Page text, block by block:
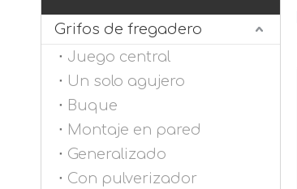
Grifos de fregadero
Juego central
Un solo agujero
Buque
Montaje en pared
Generalizado
Con pulverizador